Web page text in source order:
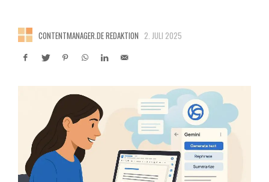
CONTENTMANAGER.DE REDAKTION 2. JULI 2025